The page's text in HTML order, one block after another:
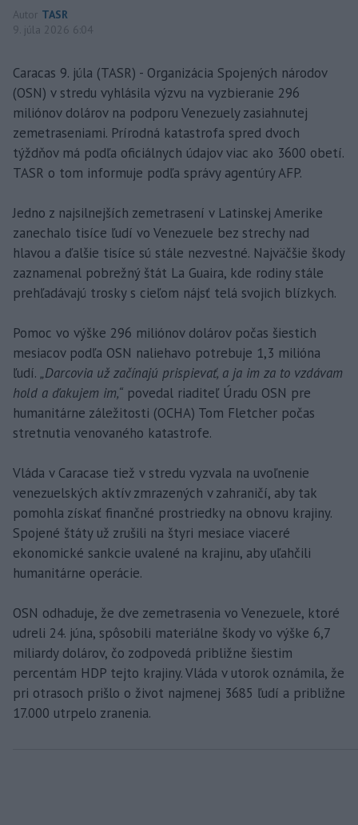
Autor TASR
9. júla 2026 6:04
Caracas 9. júla (TASR) - Organizácia Spojených národov
(OSN) v stredu vyhlásila výzvu na vyzbieranie 296
miliónov dolárov na podporu Venezuely zasiahnutej
zemetraseniami. Prírodná katastrofa spred dvoch
týždňov má podľa oficiálnych údajov viac ako 3600 obetí.
TASR o tom informuje podľa správy agentúry AFP.
Jedno z najsilnejších zemetrasení v Latinskej Amerike
zanechalo tisíce ľudí vo Venezuele bez strechy nad
hlavou a ďalšie tisíce sú stále nezvestné. Najväčšie škody
zaznamenal pobrežný štát La Guaira, kde rodiny stále
prehľadávajú trosky s cieľom nájsť telá svojich blízkych.
Pomoc vo výške 296 miliónov dolárov počas šiestich
mesiacov podľa OSN naliehavo potrebuje 1,3 milióna
ľudí. „Darcovia už začínajú prispievať, a ja im za to vzdávam
hold a ďakujem im,“ povedal riaditeľ Úradu OSN pre
humanitárne záležitosti (OCHA) Tom Fletcher počas
stretnutia venovaného katastrofe.
Vláda v Caracase tiež v stredu vyzvala na uvoľnenie
venezuelských aktív zmrazených v zahraničí, aby tak
pomohla získať finančné prostriedky na obnovu krajiny.
Spojené štáty už zrušili na štyri mesiace viaceré
ekonomické sankcie uvalené na krajinu, aby uľahčili
humanitárne operácie.
OSN odhaduje, že dve zemetrasenia vo Venezuele, ktoré
udreli 24. júna, spôsobili materiálne škody vo výške 6,7
miliardy dolárov, čo zodpovedá približne šiestim
percentám HDP tejto krajiny. Vláda v utorok oznámila, že
pri otrasoch prišlo o život najmenej 3685 ľudí a približne
17.000 utrpelo zranenia.